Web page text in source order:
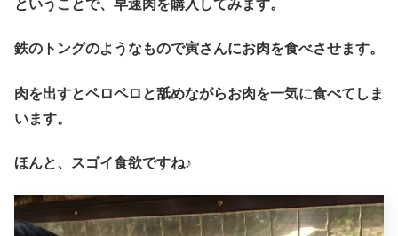
ということで、早速肉を購入してみます。
鉄のトングのようなもので寅さんにお肉を食べさせます。
肉を出すとペロペロと舐めながらお肉を一気に食べてしま
います。
ほんと、スゴイ食欲ですね♪